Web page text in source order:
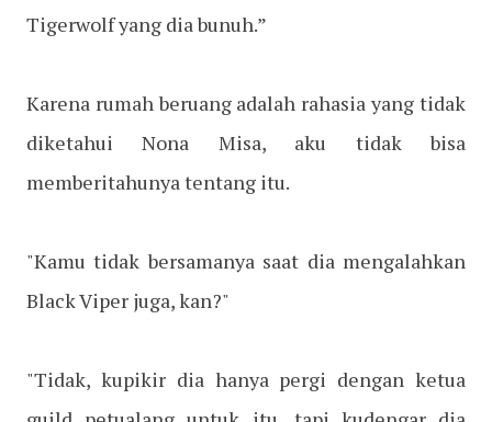
Tigerwolf yang dia bunuh.”
Karena rumah beruang adalah rahasia yang tidak
diketahui Nona Misa, aku tidak bisa
memberitahunya tentang itu.
"Kamu tidak bersamanya saat dia mengalahkan
Black Viper juga, kan?"
"Tidak, kupikir dia hanya pergi dengan ketua